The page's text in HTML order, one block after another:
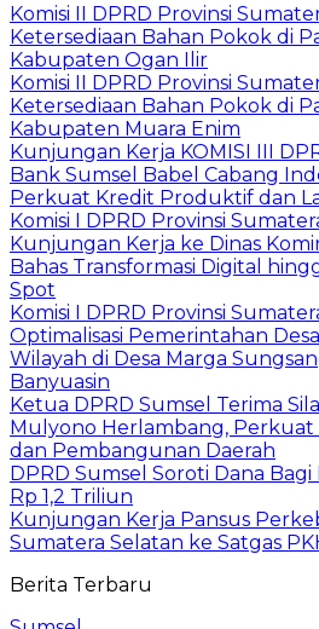
Komisi II DPRD Provinsi
Ketersediaan Bahan Pokok di
Kabupaten Ogan Ilir
Komisi II DPRD Provinsi
Ketersediaan Bahan Pokok di
Kabupaten Muara Enim
Kunjungan Kerja KOMISI III
Bank Sumsel Babel Cabang
Perkuat Kredit Produktif dan
Komisi I DPRD Provinsi
Kunjungan Kerja ke Dinas
Bahas Transformasi Digital
Spot
Komisi I DPRD Provinsi
Optimalisasi Pemerintahan
Wilayah di Desa Marga
Banyuasin
Ketua DPRD Sumsel Terima
Mulyono Herlambang, Perkuat
dan Pembangunan Daerah
DPRD Sumsel Soroti Dana
Rp 1,2 Triliun
Kunjungan Kerja Pansus
Sumatera Selatan ke Satgas
Berita Terbaru